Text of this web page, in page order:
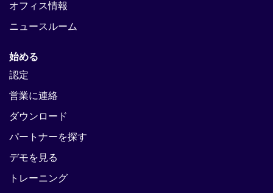
オフィス情報
ニュースルーム
始める
認定
営業に連絡
ダウンロード
パートナーを探す
デモを見る
トレーニング